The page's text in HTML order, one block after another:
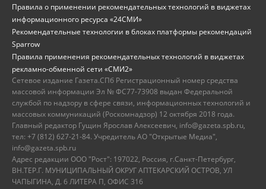
Правила о применении рекомендательных технологий в виджетах
информационного ресурса «24СМИ»
Рекомендательные технологии в блоках платформы рекомендаций
Sparrow
Правила применения рекомендательных технологий в виджетах
рекламно-обменной сети «СМИ2»
Сетевое издание Газета.СПб Регистрационный номер средства
массовой информации Эл № ФС77-73908 выдан Федеральной
службой по надзору в сфере связи, информационных технологий и
массовых коммуникаций (Роскомнадзор) 12 октября 2018 года.
Главный редактор Гущин Ярослав Алексеевич, info@gazeta.spb.ru,
тел: +7 (812) 627-21-84. Учредитель АО "Открытые Медиа",
info@gazeta.spb.ru
Адрес редакции ООО "Рост": 197022, Россия, г.Санкт-Петербург,
ВН.ТЕР.Г. МУНИЦИПАЛЬНЫЙ ОКРУГ АПТЕКАРСКИЙ ОСТРОВ, УЛ
ЧАПЫГИНА, Д. 6 ЛИТЕРА П, ОФИС 316